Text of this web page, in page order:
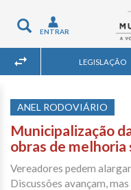
Toggle
navigation
ENTRAR
LEGISLAÇÃO
ANEL RODOVIÁRIO
Municipalização
obras de
Vereadores pedem
Discussões avançam,